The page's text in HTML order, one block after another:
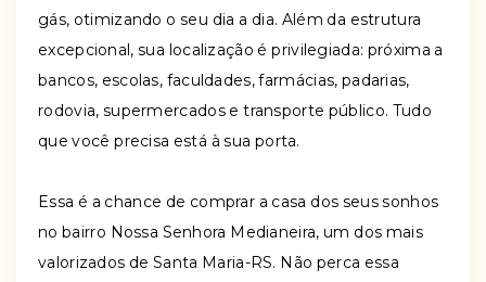
gás, otimizando o seu dia a dia. Além da estrutura
excepcional, sua localização é privilegiada: próxima a
bancos, escolas, faculdades, farmácias, padarias,
rodovia, supermercados e transporte público. Tudo
que você precisa está à sua porta.
Essa é a chance de comprar a casa dos seus sonhos
no bairro Nossa Senhora Medianeira, um dos mais
valorizados de Santa Maria-RS. Não perca essa